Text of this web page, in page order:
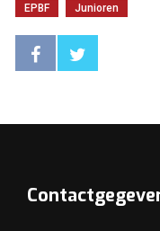
EPBF Junioren